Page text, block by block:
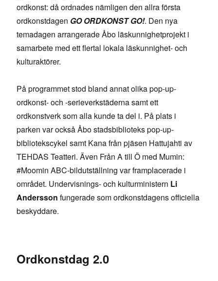
ordkonst: då ordnades nämligen den allra första
ordkonstdagen GO ORDKONST GO!. Den nya
temadagen arrangerade Åbo läskunnighetprojekt i
samarbete med ett flertal lokala läskunnighet- och
kulturaktörer.
På programmet stod bland annat olika pop-up-
ordkonst- och -serieverkstäderna samt ett
ordkonstverk som alla kunde ta del i. På plats i
parken var också Åbo stadsbiblioteks pop-up-
bibliotekscykel samt Kana från pjäsen Hattujahti av
TEHDAS Teatteri. Även Från A till Ö med Mumin:
#Moomin ABC-bildutställning var framplacerade i
området. Undervisnings- och kulturministern Li
Andersson fungerade som ordkonstdagens officiella
beskyddare.
Ordkonstdag 2.0